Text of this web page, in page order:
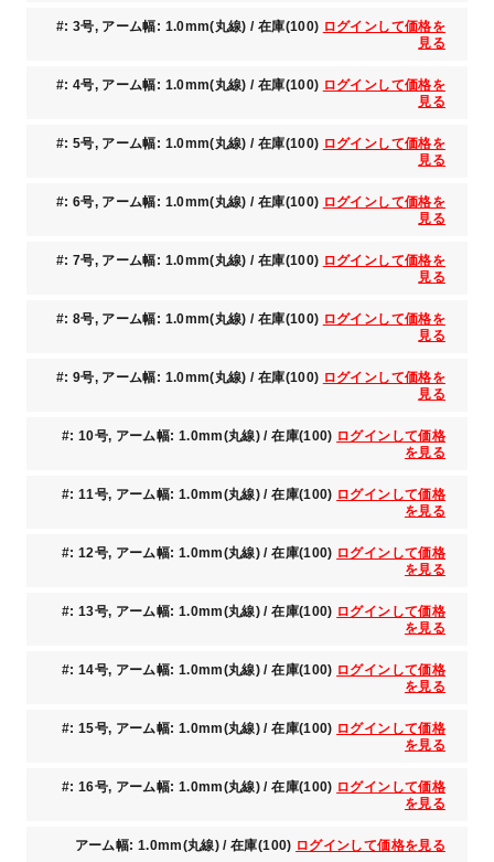
#: 3号, アーム幅: 1.0mm(丸線) / 在庫(100) ログインして価格を
見る
#: 4号, アーム幅: 1.0mm(丸線) / 在庫(100) ログインして価格を
見る
#: 5号, アーム幅: 1.0mm(丸線) / 在庫(100) ログインして価格を
見る
#: 6号, アーム幅: 1.0mm(丸線) / 在庫(100) ログインして価格を
見る
#: 7号, アーム幅: 1.0mm(丸線) / 在庫(100) ログインして価格を
見る
#: 8号, アーム幅: 1.0mm(丸線) / 在庫(100) ログインして価格を
見る
#: 9号, アーム幅: 1.0mm(丸線) / 在庫(100) ログインして価格を
見る
#: 10号, アーム幅: 1.0mm(丸線) / 在庫(100) ログインして価格
を見る
#: 11号, アーム幅: 1.0mm(丸線) / 在庫(100) ログインして価格
を見る
#: 12号, アーム幅: 1.0mm(丸線) / 在庫(100) ログインして価格
を見る
#: 13号, アーム幅: 1.0mm(丸線) / 在庫(100) ログインして価格
を見る
#: 14号, アーム幅: 1.0mm(丸線) / 在庫(100) ログインして価格
を見る
#: 15号, アーム幅: 1.0mm(丸線) / 在庫(100) ログインして価格
を見る
#: 16号, アーム幅: 1.0mm(丸線) / 在庫(100) ログインして価格
を見る
アーム幅: 1.0mm(丸線) / 在庫(100) ログインして価格を見る